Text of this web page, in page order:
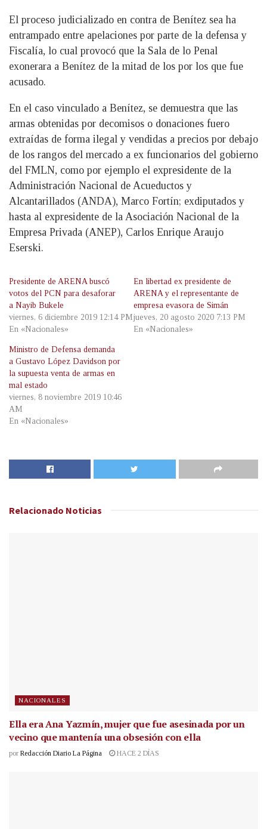
El proceso judicializado en contra de Benítez sea ha
entrampado entre apelaciones por parte de la defensa y
Fiscalía, lo cual provocó que la Sala de lo Penal
exonerara a Benítez de la mitad de los por los que fue
acusado.
En el caso vinculado a Benítez, se demuestra que las
armas obtenidas por decomisos o donaciones fuero
extraídas de forma ilegal y vendidas a precios por debajo
de los rangos del mercado a ex funcionarios del gobierno
del FMLN, como por ejemplo el expresidente de la
Administración Nacional de Acueductos y
Alcantarillados (ANDA), Marco Fortín; exdiputados y
hasta al expresidente de la Asociación Nacional de la
Empresa Privada (ANEP), Carlos Enrique Araujo
Eserski.
Presidente de ARENA buscó
votos del PCN para desaforar
a Nayib Bukele
viernes, 6 diciembre 2019 12:14 PM
En «Nacionales»
En libertad ex presidente de
ARENA y el representante de
empresa evasora de Simán
jueves, 20 agosto 2020 7:13 PM
En «Nacionales»
Ministro de Defensa demanda
a Gustavo López Davidson por
la supuesta venta de armas en
mal estado
viernes, 8 noviembre 2019 10:46
AM
En «Nacionales»
Relacionado Noticias
NACIONALES
Ella era Ana Yazmín, mujer que fue asesinada por un
vecino que mantenía una obsesión con ella
por Redacción Diario La Página HACE 2 DÍAS